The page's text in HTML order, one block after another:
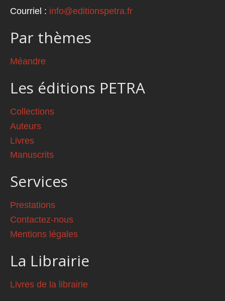
Courriel : info@editionspetra.fr
Par thèmes
Méandre
Les éditions PETRA
Collections
Auteurs
Livres
Manuscrits
Services
Prestations
Contactez-nous
Mentions légales
La Librairie
Livres de la librairie